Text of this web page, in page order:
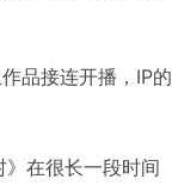
品接连开播，IP的
在很长一段时间